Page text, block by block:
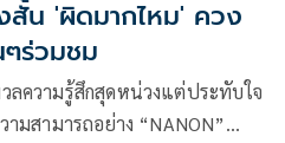
สั้น 'ผิดมากไหม' ควง
ร่วมชม
ลความรู้สึกสุดหน่วงแต่ประทับใจ
มสามารถอย่าง “NANON”